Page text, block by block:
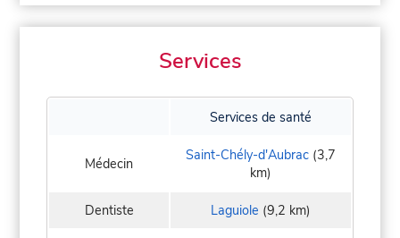
Services
Services de santé
Médecin Saint-Chély-d'Aubrac (3,7
km)
Dentiste Laguiole (9,2 km)